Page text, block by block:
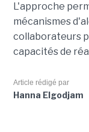
L'approche
mécanismes
collaborateurs
capacités de
Article rédigé par
Hanna Elgodjam